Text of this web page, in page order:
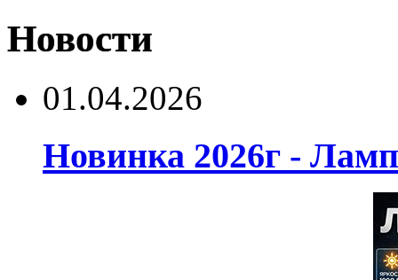
Новости
01.04.2026
Новинка 2026г -